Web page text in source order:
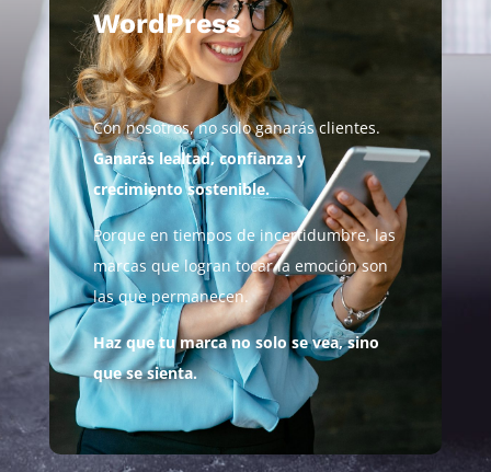
WordPress
Con nosotros, no solo ganarás clientes.
Ganarás lealtad, confianza y
crecimiento sostenible.
Porque en tiempos de incertidumbre, las
marcas que logran tocar la emoción son
las que permanecen.
Haz que tu marca no solo se vea, sino
que se sienta.